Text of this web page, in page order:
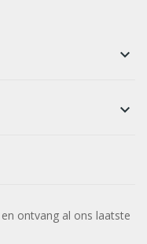
keyboard_arrow_down
keyboard_arrow_down
ontvang al ons laatste